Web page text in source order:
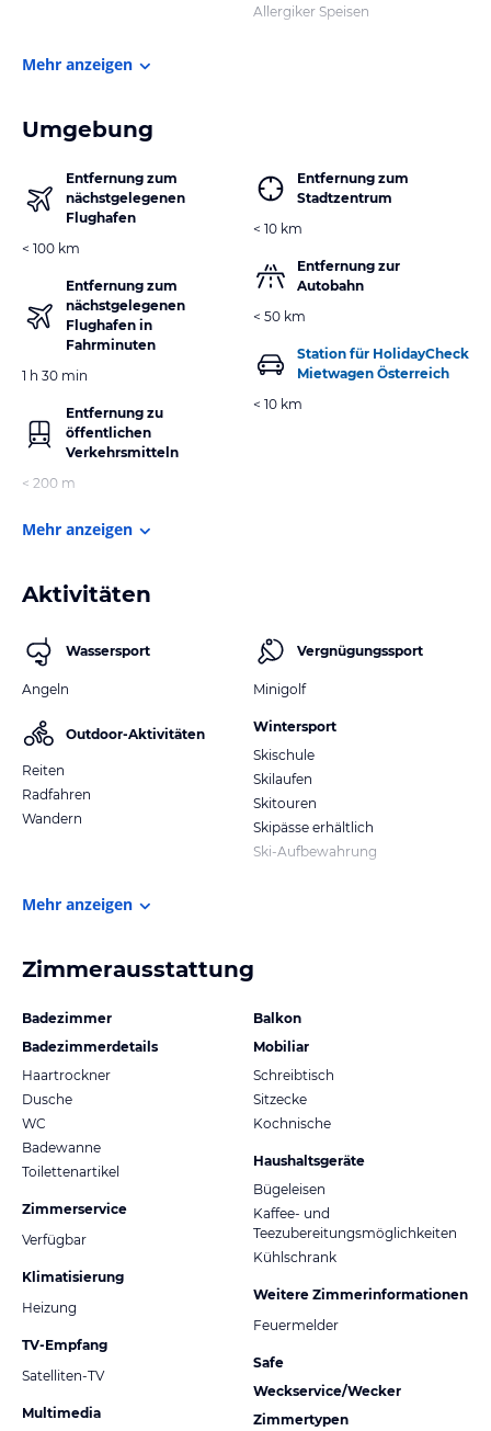
Allergiker Speisen
Mehr anzeigen
Umgebung
Entfernung zum
nächstgelegenen
Flughafen
< 100 km
Entfernung zum
nächstgelegenen
Flughafen in
Fahrminuten
1 h 30 min
Entfernung zu
öffentlichen
Verkehrsmitteln
< 200 m
Entfernung zum
Stadtzentrum
< 10 km
Entfernung zur
Autobahn
< 50 km
Station für HolidayCheck
Mietwagen Österreich
< 10 km
Mehr anzeigen
Aktivitäten
Wassersport
Angeln
Outdoor-Aktivitäten
Reiten
Radfahren
Wandern
Vergnügungssport
Minigolf
Wintersport
Skischule
Skilaufen
Skitouren
Skipässe erhältlich
Ski-Aufbewahrung
Mehr anzeigen
Zimmerausstattung
Badezimmer
Badezimmerdetails
Haartrockner
Dusche
WC
Badewanne
Toilettenartikel
Zimmerservice
Verfügbar
Klimatisierung
Heizung
TV-Empfang
Satelliten-TV
Multimedia
Balkon
Mobiliar
Schreibtisch
Sitzecke
Kochnische
Haushaltsgeräte
Bügeleisen
Kaffee- und
Teezubereitungsmöglichkeiten
Kühlschrank
Weitere Zimmerinformationen
Feuermelder
Safe
Weckservice/Wecker
Zimmertypen